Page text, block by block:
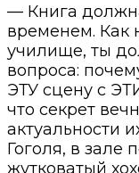
— Книга
временем. Как
училище, ты
вопроса:
ЭТУ сцену с
что секрет
актуальности
Гоголя, в зале
жутковатый